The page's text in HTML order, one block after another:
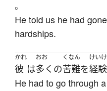
。
He told us he had
hardships.
かれ
彼 は
おお
多く の
くなん
苦難を
けい
経験
He had to go through